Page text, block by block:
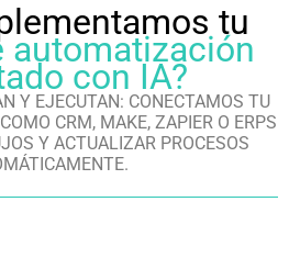
tu
automatización
con IA?
Y EJECUTAN: CONECTAMOS TU
CRM, MAKE, ZAPIER O ERPS
Y ACTUALIZAR PROCESOS